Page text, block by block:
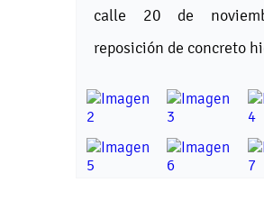
calle 20 de
reposición de concreto